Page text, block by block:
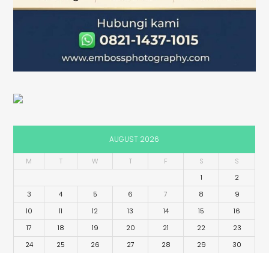
AUGUST 2026
M T W T F S
S
1
2
3
4 5 6 7 8
9
10
11 12 13 14 15
16
17
18 19 20 21 22
23
24
25 26 27 28 29
30